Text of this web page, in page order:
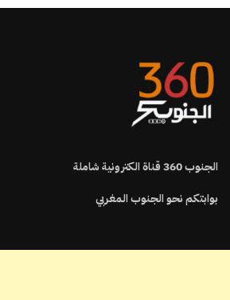
الجنوب360قناة الكترونية شاملة
بوابتكم نحو الجنوب المغربي